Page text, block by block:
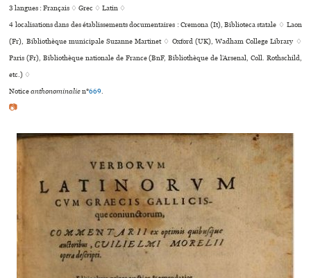
3 langues :Français ♢Grec ♢Latin ♢
4 localisations dans des établissements documentaires : Cremona (It), Biblioteca sta­tale ♢ Laon
(Fr), Bibliothèque muni­ci­pale Suzanne Martinet ♢ Oxford (UK), Wadham College Library ♢
Paris (Fr), Bibliothèque nationale de France (BnF, Bibliothèque de l’Arsenal, Coll. Rothschild,
etc.) ♢
Noticeanthonominalien°669.
📷